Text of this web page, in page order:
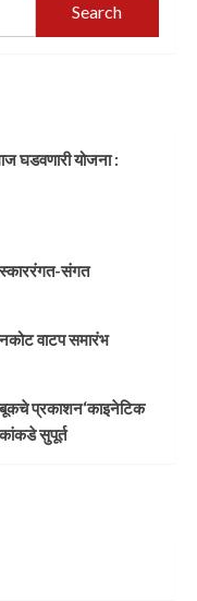
Search
घडवणारी योजना :
संगत
रेनकोट वाटप समारंभ
प्रकाशन‘काइनेटिक
सुपूर्त